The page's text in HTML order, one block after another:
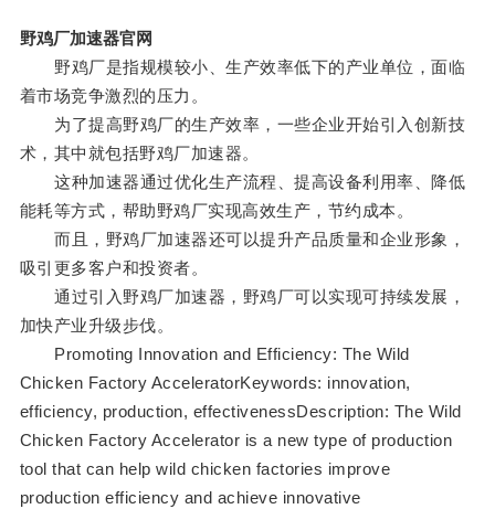
野鸡厂加速器官网
野鸡厂是指规模较小、生产效率低下的产业单位，面临
着市场竞争激烈的压力。
为了提高野鸡厂的生产效率，一些企业开始引入创新技
术，其中就包括野鸡厂加速器。
这种加速器通过优化生产流程、提高设备利用率、降低
能耗等方式，帮助野鸡厂实现高效生产，节约成本。
而且，野鸡厂加速器还可以提升产品质量和企业形象，
吸引更多客户和投资者。
通过引入野鸡厂加速器，野鸡厂可以实现可持续发展，
加快产业升级步伐。
Promoting Innovation and Efficiency: The Wild
Chicken Factory AcceleratorKeywords: innovation,
efficiency, production, effectivenessDescription: The Wild
Chicken Factory Accelerator is a new type of production
tool that can help wild chicken factories improve
production efficiency and achieve innovative